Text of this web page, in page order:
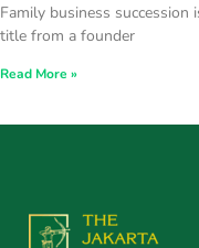
Family business
title from a founder
Read More »